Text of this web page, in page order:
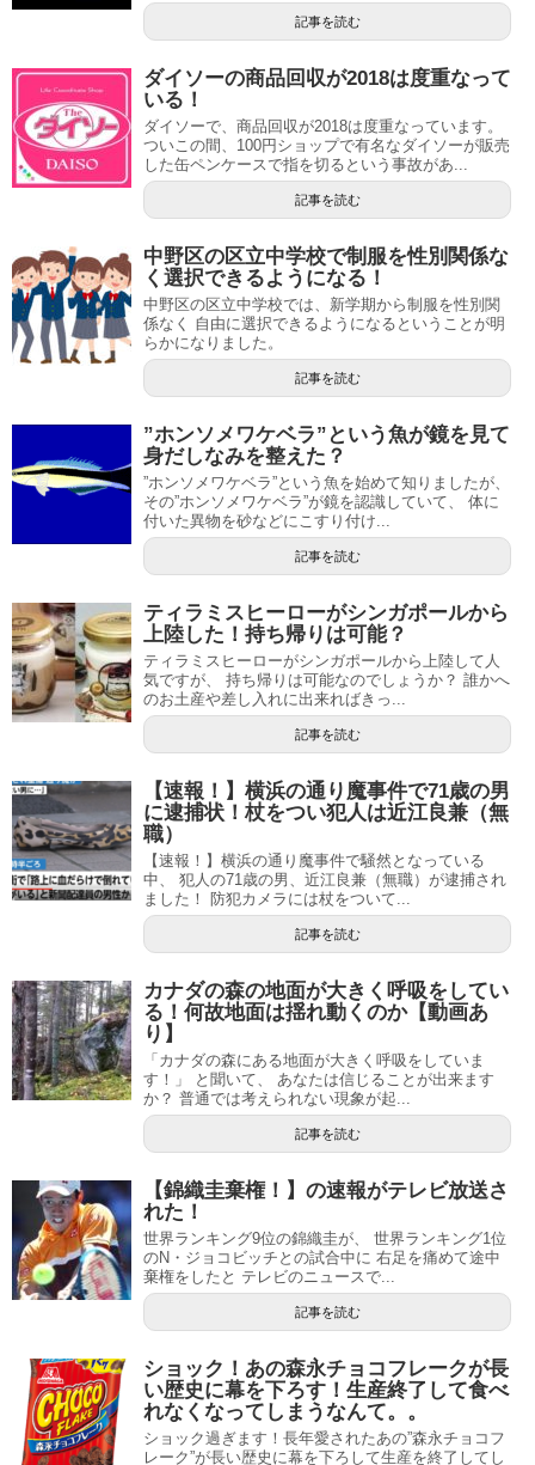
記事を読む
ダイソーの商品回収が2018は度重なって
いる！
ダイソーで、商品回収が2018は度重なっています。
ついこの間、100円ショップで有名なダイソーが販売
した缶ペンケースで指を切るという事故があ...
記事を読む
中野区の区立中学校で制服を性別関係な
く選択できるようになる！
中野区の区立中学校では、新学期から制服を性別関
係なく 自由に選択できるようになるということが明
らかになりました。
記事を読む
”ホンソメワケベラ”という魚が鏡を見て
身だしなみを整えた？
”ホンソメワケベラ”という魚を始めて知りましたが、
その”ホンソメワケベラ”が鏡を認識していて、 体に
付いた異物を砂などにこすり付け...
記事を読む
ティラミスヒーローがシンガポールから
上陸した！持ち帰りは可能？
ティラミスヒーローがシンガポールから上陸して人
気ですが、 持ち帰りは可能なのでしょうか？ 誰かへ
のお土産や差し入れに出来ればきっ...
記事を読む
【速報！】横浜の通り魔事件で71歳の男
に逮捕状！杖をつい犯人は近江良兼（無
職）
【速報！】横浜の通り魔事件で騒然となっている
中、 犯人の71歳の男、近江良兼（無職）が逮捕され
ました！ 防犯カメラには杖をついて...
記事を読む
カナダの森の地面が大きく呼吸をしてい
る！何故地面は揺れ動くのか【動画あ
り】
「カナダの森にある地面が大きく呼吸をしていま
す！」 と聞いて、 あなたは信じることが出来ます
か？ 普通では考えられない現象が起...
記事を読む
【錦織圭棄権！】の速報がテレビ放送さ
れた！
世界ランキング9位の錦織圭が、 世界ランキング1位
のN・ジョコビッチとの試合中に 右足を痛めて途中
棄権をしたと テレビのニュースで...
記事を読む
ショック！あの森永チョコフレークが長
い歴史に幕を下ろす！生産終了して食べ
れなくなってしまうなんて。。
ショック過ぎます！長年愛されたあの”森永チョコフ
レーク”が長い歴史に幕を下ろして生産を終了してし